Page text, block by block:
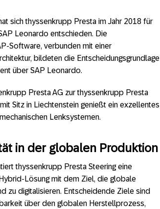
sich thyssenkrupp Presta im Jahr 2018 für
Leonardo entschieden. Die
Software, verbunden mit einer
bildeten die Entscheidungsgrundlage
über SAP Leonardo.
Presta AG zur thyssenkrupp Presta
Sitz in Liechtenstein genießt ein exzellentes
Lenksystemen.
in der globalen Produktion
thyssenkrupp Presta Steering eine
Lösung mit dem Ziel, die globale
zu digitalisieren. Entscheidende Ziele sind
über den globalen Herstellprozess,